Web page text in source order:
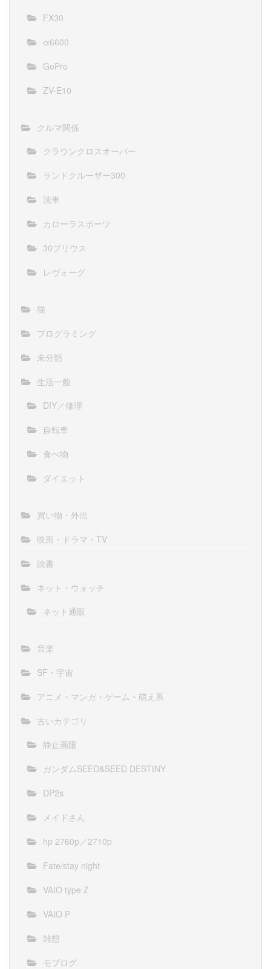
FX30
α6600
GoPro
ZV-E10
クルマ関係
クラウンクロスオーバー
ランドクルーザー300
洗車
カローラスポーツ
30プリウス
レヴォーグ
猫
プログラミング
未分類
生活一般
DIY／修理
自転車
食べ物
ダイエット
買い物・外出
映画・ドラマ・TV
読書
ネット・ウォッチ
ネット通販
音楽
SF・宇宙
アニメ・マンガ・ゲーム・萌え系
古いカテゴリ
静止画眼
ガンダムSEED&SEED DESTINY
DP2s
メイドさん
hp 2760p／2710p
Fate/stay night
VAIO type Z
VAIO P
雑想
モブログ